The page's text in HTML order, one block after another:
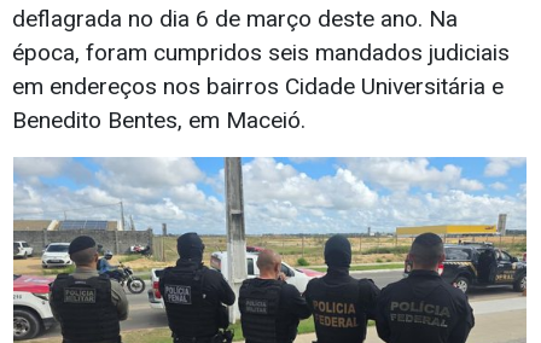
deflagrada no dia 6 de março deste ano. Na
época, foram cumpridos seis mandados judiciais
em endereços nos bairros Cidade Universitária e
Benedito Bentes, em Maceió.